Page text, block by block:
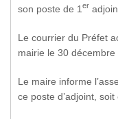
son poste de 1 er
Le courrier du Préfet
mairie le 30 décembre
Le maire informe
ce poste d’adjoint,